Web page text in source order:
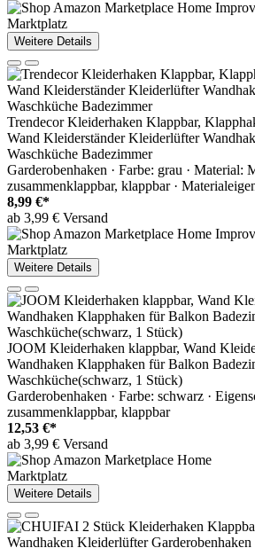
Marktplatz
Weitere Details
Trendecor Kleiderhaken Klappbar,
Wand Kleiderständer Kleiderlüfter
Waschküche Badezimmer
Garderobenhaken · Farbe: grau · Material:
zusammenklappbar, klappbar ·
8,99 €*
ab 3,99 € Versand
Marktplatz
Weitere Details
JOOM Kleiderhaken klappbar, Wand
Wandhaken Klapphaken für Balkon
Waschküche(schwarz, 1 Stück)
Garderobenhaken · Farbe: schwarz ·
zusammenklappbar, klappbar
12,53 €*
ab 3,99 € Versand
Marktplatz
Weitere Details